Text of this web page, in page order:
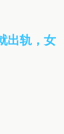
出轨，女